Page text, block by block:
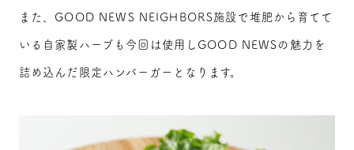
また、GOOD NEWS NEIGHBORS施設で堆肥から育てて
いる自家製ハーブも今回は使用しGOOD NEWSの魅力を
詰め込んだ限定ハンバーガーとなります。